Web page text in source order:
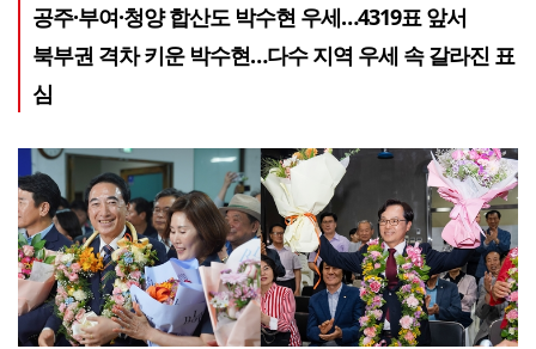
공주·부여·청양 합산도 박수현 우세…4319표 앞서
북부권 격차 키운 박수현…다수 지역 우세 속 갈라진 표
심